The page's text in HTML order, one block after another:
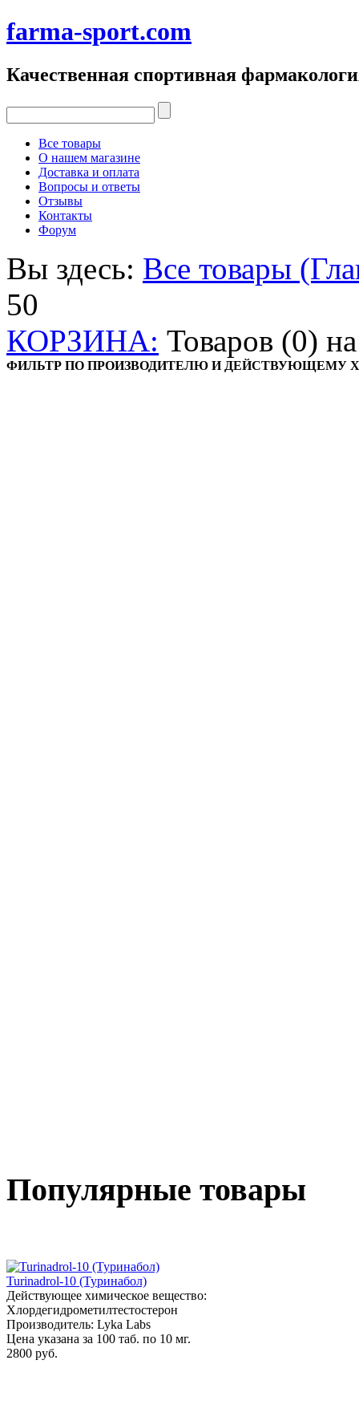
farma-sport.com
Качественная спортивная
Все товары
О нашем магазине
Доставка и оплата
Вопросы и ответы
Отзывы
Контакты
Форум
Вы здесь: Все товары
50
КОРЗИНА: Товаров (0)
ФИЛЬТР ПО ПРОИЗВОДИТЕЛЮ И ДЕЙСТВУЮЩЕМУ
Популярные товары
Turinadrol-10 (Туринабол)
Действующее химическое вещество:
Хлордегидрометилтестостерон
Производитель: Lyka Labs
Цена указана за 100 таб. по 10 мг.
2800 руб.